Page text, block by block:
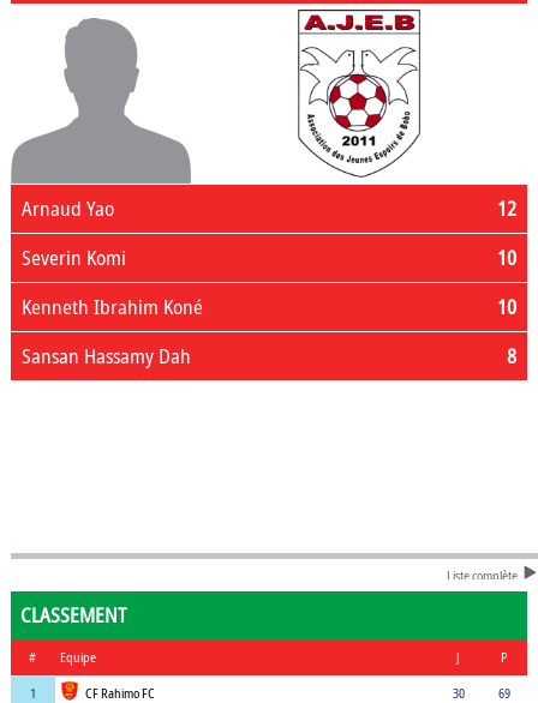
12
Arnaud Yao
10
Severin Komi
10
Kenneth Ibrahim Koné
8
Sansan Hassamy Dah
Liste complète
CLASSEMENT
# Equipe J
P
1
CF Rahimo FC 30
69